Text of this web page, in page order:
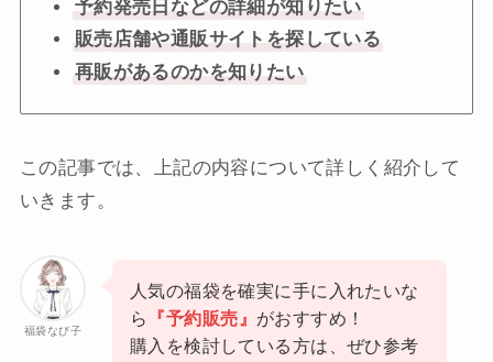
予約発売日などの詳細が知りたい
販売店舗や通販サイトを探している
再販があるのかを知りたい
この記事では、上記の内容について詳しく紹介して
いきます。
福袋なび子
人気の福袋を確実に手に入れたいな
ら
『予約販売』 がおすすめ！
購入を検討している方は、ぜひ参考